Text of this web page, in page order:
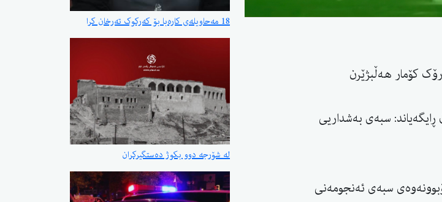
کۆمار هەڵبژێرن
ڕایگەیاند: سبەی بەشداریی
سبەی ئەنجومەنی
18 مەحاویلەی کارەبا بۆ کەرکوک تەرخان کرا
لە شۆرجە دوو بکوژ دەستگیرکران